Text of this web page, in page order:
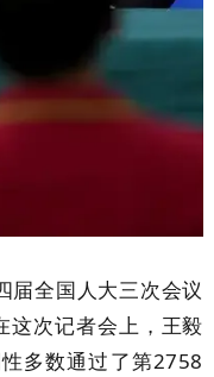
届全国人大三次会议
这次记者会上，王毅
多数通过了第2758